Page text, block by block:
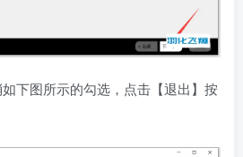
下图所示的勾选，点击【退出】按